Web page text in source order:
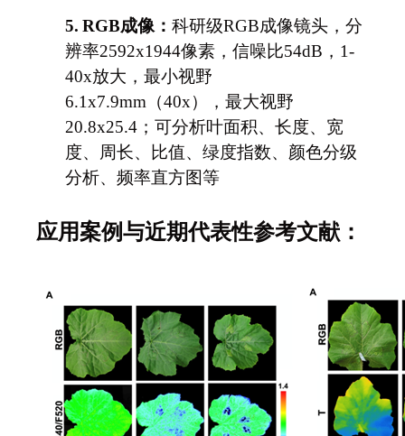
5. RGB成像： 科研级RGB成像镜头，分
辨率2592x1944像素，信噪比54dB，1-
40x放大，最小视野
6.1x7.9mm（40x），最大视野
20.8x25.4；可分析叶面积、长度、宽
度、周长、比值、绿度指数、颜色分级
分析、频率直方图等
应用案例与近期代表性参考文献：